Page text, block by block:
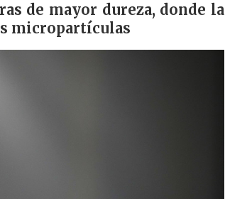
de mayor dureza, donde la
micropartículas